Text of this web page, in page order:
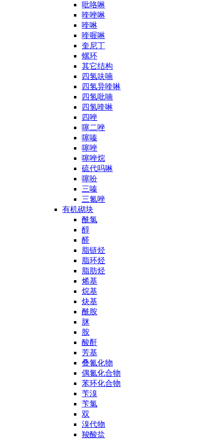
吡咯啉
喹唑啉
喹啉
喹喔啉
奎尼丁
螺环
其它结构
四氢呋喃
四氢异喹啉
四氢吡喃
四氢喹啉
四唑
噻二唑
噻嗪
噻唑
噻唑烷
硫代吗啉
噻吩
三嗪
三氮唑
有机砌块
酰氯
醇
醛
脂链烃
脂环烃
脂肪烃
烯基
烷基
炔基
酰胺
脒
胺
酸酐
芳基
叠氮化物
偶氮化合物
苯环化合物
苄溴
苄氯
双
溴代物
羧酸盐